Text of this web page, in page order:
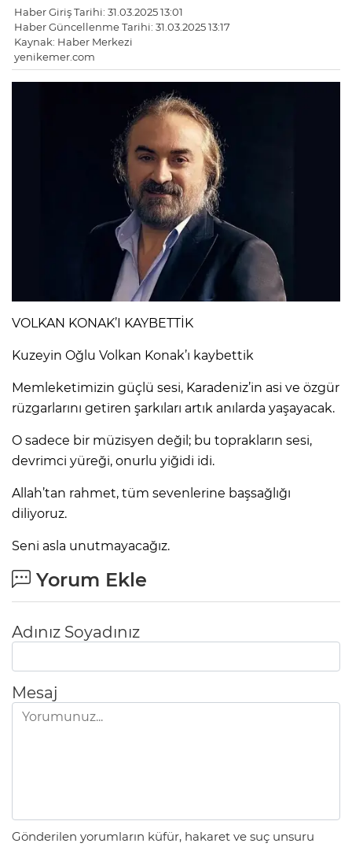
Haber Giriş Tarihi: 31.03.2025 13:01
Haber Güncellenme Tarihi: 31.03.2025 13:17
Kaynak: Haber Merkezi
yenikemer.com
VOLKAN KONAK’I KAYBETTİK
Kuzeyin Oğlu Volkan Konak’ı kaybettik
Memleketimizin güçlü sesi, Karadeniz’in asi ve özgür
rüzgarlarını getiren şarkıları artık anılarda yaşayacak.
O sadece bir müzisyen değil; bu toprakların sesi,
devrimci yüreği, onurlu yiğidi idi.
Allah’tan rahmet, tüm sevenlerine başsağlığı
diliyoruz.
Seni asla unutmayacağız.
Yorum Ekle
Adınız Soyadınız
Mesaj
Gönderilen yorumların küfür, hakaret ve suç unsuru